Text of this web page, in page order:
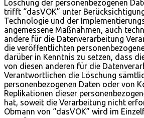
Löschung der personenbezogenen
trifft “dasVOK” unter
Technologie und der
angemessene Maßnahmen, auch
andere für die Datenverarbeitung
die veröffentlichten
darüber in Kenntnis zu setzen, dass
von diesen anderen für die
Verantwortlichen die Löschung
personenbezogenen Daten oder von
Replikationen dieser
hat, soweit die Verarbeitung nicht
Obmann von “dasVOK” wird im